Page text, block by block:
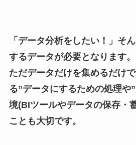
「データ分析をしたい！」そ
するデータが必要となります。
ただデータだけを集めるだけ
る”データにするための処理や
境(BIツールやデータの保存・
ことも大切です。